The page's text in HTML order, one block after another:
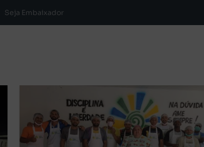
Seja Embaixador